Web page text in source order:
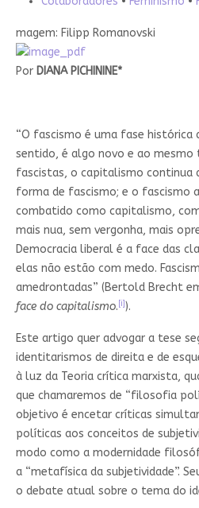
magem: Filipp Romanovski
Por DIANA PICHININE*
“O fascismo é uma fase histórica
sentido, é algo novo e ao mesmo
fascistas, o capitalismo continua
forma de fascismo; e o fascismo
combatido como capitalismo,
mais nua, sem vergonha, mais
Democracia liberal é a face das
elas não estão com medo.
amedrontadas” (Bertold Brecht
face do capitalismo.[i]).
Este artigo quer advogar a tese
identitarismos de direita e de
à luz da Teoria crítica marxista,
que chamaremos de “filosofia
objetivo é encetar críticas
políticas aos conceitos de
modo como a modernidade
a “metafísica da subjetividade”.
o debate atual sobre o tema do